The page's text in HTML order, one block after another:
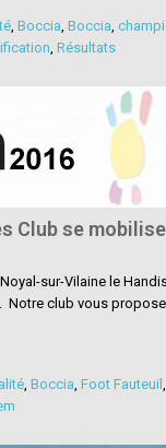
,Boccia ,Boccia ,
,Résultats
Club se
sur-Vilaine le
Notre club vous propose
,Boccia ,Foot Fauteuil